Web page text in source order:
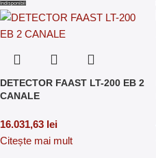
Indisponibil
DETECTOR FAAST LT-200 EB 2
CANALE
16.031,63 lei
Citește mai mult